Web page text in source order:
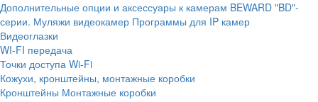
Дополнительные опции и аксессуары к камерам BEWARD "BD"-
серии. Муляжи видеокамер Программы для IP камер
Видеоглазки
WI-FI передача
Точки доступа Wi-Fi
Кожухи, кронштейны, монтажные коробки
Кронштейны Монтажные коробки